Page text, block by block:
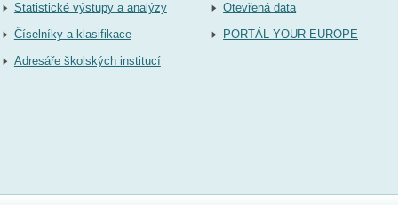
Statistické výstupy a analýzy
Číselníky a klasifikace
Adresáře školských institucí
Otevřená data
PORTÁL YOUR EUROPE